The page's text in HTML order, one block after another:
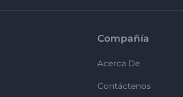
Compañía
Acerca De
Contáctenos